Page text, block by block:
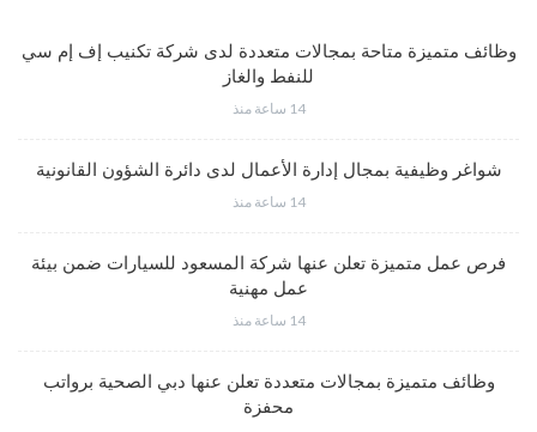
وظائف متميزة متاحة بمجالات متعددة لدى شركة تكنيب إف إم سي
للنفط والغاز
14 ساعة منذ
شواغر وظيفية بمجال إدارة الأعمال لدى دائرة الشؤون القانونية
14 ساعة منذ
فرص عمل متميزة تعلن عنها شركة المسعود للسيارات ضمن بيئة
عمل مهنية
14 ساعة منذ
وظائف متميزة بمجالات متعددة تعلن عنها دبي الصحية برواتب
محفزة